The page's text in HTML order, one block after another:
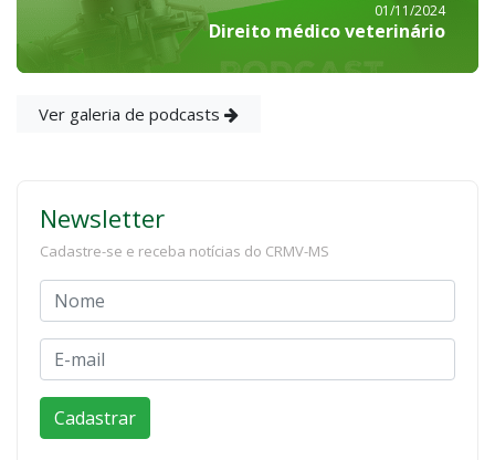
01/11/2024
Direito médico veterinário
Ver galeria de podcasts
Newsletter
Cadastre-se e receba notícias do CRMV-MS